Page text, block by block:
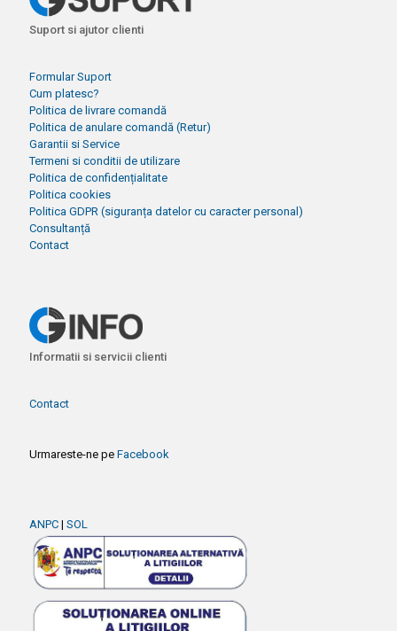
Suport si ajutor clienti
Formular Suport
Cum platesc?
Politica de livrare comandă
Politica de anulare comandă (Retur)
Garantii si Service
Termeni si conditii de utilizare
Politica de confidențialitate
Politica cookies
Politica GDPR (siguranța datelor cu caracter personal)
Consultanță
Contact
Informatii si servicii clienti
Contact
Urmareste-ne pe Facebook
ANPC | SOL